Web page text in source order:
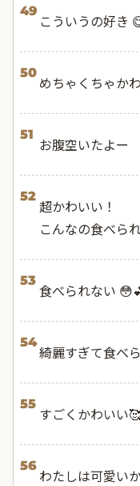
49
こういうの好き
50
めちゃくちゃか
51
お腹空いたよー
52
超かわいい！
こんなの食べら
53
食べられない
54
綺麗すぎて食べ
55
すごくかわいい
56
わたしは可愛い